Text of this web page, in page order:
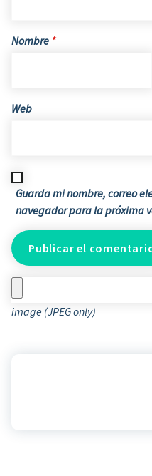
Nombre *
Web
Guarda mi nombre, correo
navegador para la próxima
image (JPEG only)